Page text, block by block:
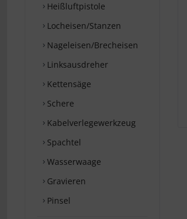
Heißluftpistole
Locheisen/Stanzen
Nageleisen/Brecheisen
Linksausdreher
Kettensäge
Schere
Kabelverlegewerkzeug
Spachtel
Wasserwaage
Gravieren
Pinsel